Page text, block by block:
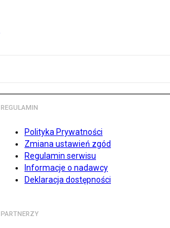
REGULAMIN
Polityka Prywatności
Zmiana ustawień zgód
Regulamin serwisu
Informacje o nadawcy
Deklaracja dostępności
PARTNERZY